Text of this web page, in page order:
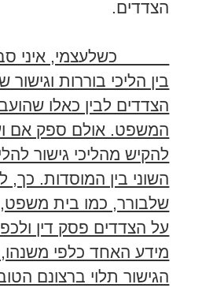
הצדדים.
כשלעצמי, איני
בין הליכי בוררות וגישור
הצדדים לבין כאלו
המשפט. אולם ספק אם
להקיש מהליכי גישור
השוני בין המוסדות. כך,
שלבורר, כמו בית
על הצדדים פסק דין
מידע האחד כלפי
הגישור תלוי ברצונם